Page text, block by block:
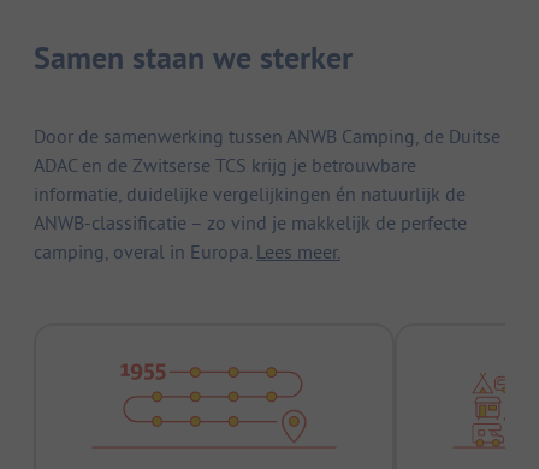
Samen staan we sterker
Door de samenwerking tussen ANWB Camping, de Duitse
ADAC en de Zwitserse TCS krijg je betrouwbare
informatie, duidelijke vergelijkingen én natuurlijk de
ANWB-classificatie – zo vind je makkelijk de perfecte
camping, overal in Europa. Lees meer.